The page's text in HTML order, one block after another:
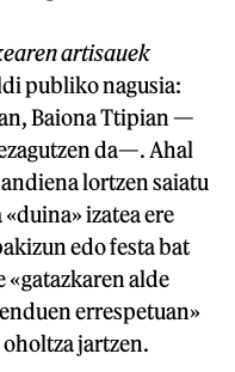
artisauek
publiko nagusia:
Baiona Ttipian —
da—. Ahal
lortzen saiatu
izatea ere
edo festa bat
«gatazkaren alde
errespetuan»
jartzen.